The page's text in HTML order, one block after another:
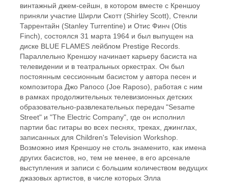
винтажный джем-сейшн, в котором вместе с Креншоу
приняли участие Ширли Скотт (Shirley Scott), Стенли
Таррентайн (Stanley Turrentine) и Отис Финч (Otis
Finch), состоялся 31 марта 1964 и был выпущен на
диске BLUE FLAMES лейблом Prestige Records.
Параллельно Креншоу начинает карьеру басиста на
телевидении и в театральных оркестрах. Он был
постоянным сессионным басистом у автора песен и
композитора Джо Рапосо (Joe Raposo), работая с ним
в рамках продолжительных телевизионных детских
образовательно-развлекательных передач "Sesame
Street" и "The Electric Company", где он исполнил
партии бас гитары во всех песнях, треках, джинглах,
записанных для Children's Television Workshop.
Возможно имя Креншоу не столь знаменито, как имена
других басистов, но, тем не менее, в его арсенале
выступления и записи с большим количеством ведущих
джазовых артистов, в числе которых Элла